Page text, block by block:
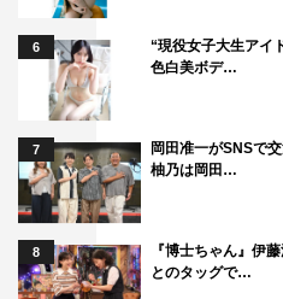
6
“現役女子大生アイ
色白美ボデ…
7
岡田准一がSNSで
柚乃は岡田…
8
『博士ちゃん』伊
とのタッグで…